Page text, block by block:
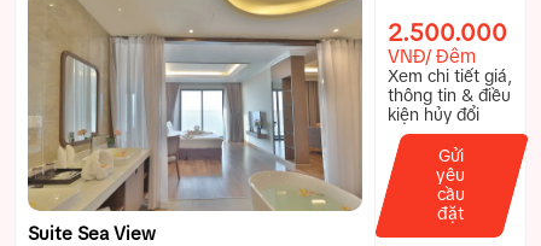
Suite Sea View
2.500.000
VNĐ/ Đêm
Xem chi tiết giá,
thông tin & điều
kiện hủy đổi
Gửi
yêu
cầu
đặt